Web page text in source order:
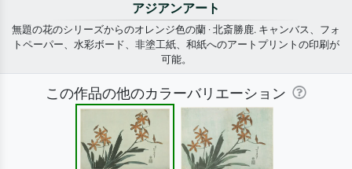
アジアンアート
無題の花のシリーズからのオレンジ色の蘭 · 北斎勝鹿. キャンバス、フォ
トペーパー、水彩ボード、非塗工紙、和紙へのアートプリントの印刷が
可能。
この作品の他のカラーバリエーション